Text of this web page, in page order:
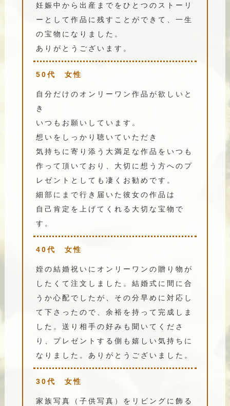
妊娠中から出産までをひとつのストーリ
ーとして作品に残すことができて、一生
の宝物になりました。
ありがとうございます。
50代 女性
自分だけのオンリーワン作品が欲しいと
き
いつもお願いしています。
想いをしっかり聴いていただき
気持ちに寄り添う大満足な作品をいつも
作って頂いており、大切に想う方へのプ
レゼントとしても凄くお勧めです。
細部にまで行き届いた彼女の作品は
自己肯定を上げてくれる大切な宝物で
す。
40代 女性
姪の結婚祝いにオンリーワンの贈り物が
したくて注文しました。結婚式に間に合
うか心配でしたが、その分早めに対応し
て下さったので、余裕を持って完成しま
した。送り相手の好みも聞いてくださ
り、プレゼントする側も嬉しい気持ちに
なりました。ありがとうございました。
30代 女性
家族写真（子供写真）をリビングに飾る